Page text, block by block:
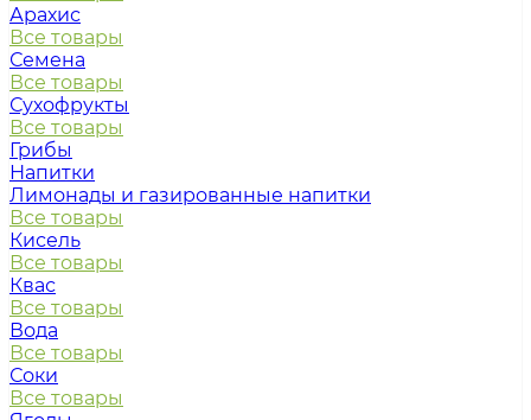
Арахис
Все товары
Семена
Все товары
Сухофрукты
Все товары
Грибы
Напитки
Лимонады и газированные напитки
Все товары
Кисель
Все товары
Квас
Все товары
Вода
Все товары
Соки
Все товары